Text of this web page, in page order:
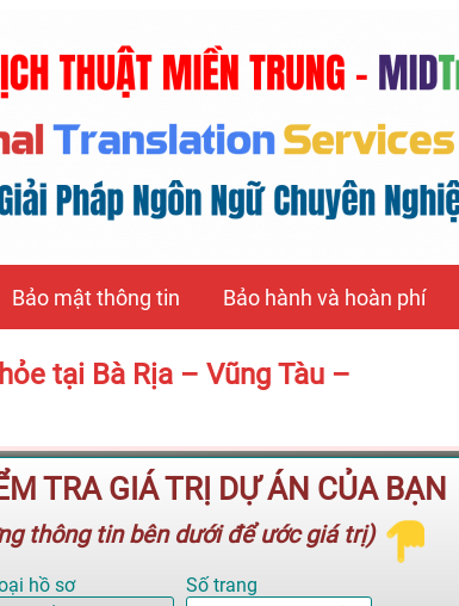
Bảo mật thông tin Bảo hành và hoàn phí
tại Bà Rịa – Vũng Tàu –
TRA GIÁ TRỊ DỰ ÁN CỦA BẠN
thông tin bên dưới để ước giá trị)
hồ sơ Số trang